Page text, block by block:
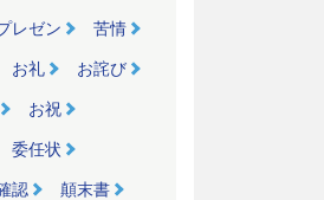
レゼン 苦情
お礼 お詫び
お祝
委任状
認 顛末書